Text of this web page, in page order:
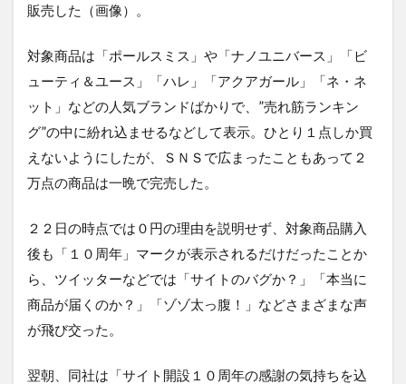
販売した（画像）。
対象商品は「ポールスミス」や「ナノユニバース」「ビ
ューティ＆ユース」「ハレ」「アクアガール」「ネ・ネ
ット」などの人気ブランドばかりで、”売れ筋ランキン
グ”の中に紛れ込ませるなどして表示。ひとり１点しか買
えないようにしたが、ＳＮＳで広まったこともあって２
万点の商品は一晩で完売した。
２２日の時点では０円の理由を説明せず、対象商品購入
後も「１０周年」マークが表示されるだけだったことか
ら、ツイッターなどでは「サイトのバグか？」「本当に
商品が届くのか？」「ゾゾ太っ腹！」などさまざまな声
が飛び交った。
翌朝、同社は「サイト開設１０周年の感謝の気持ちを込